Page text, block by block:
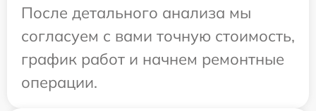
После детального анализа мы
согласуем с вами точную стоимость,
график работ и начнем ремонтные
операции.